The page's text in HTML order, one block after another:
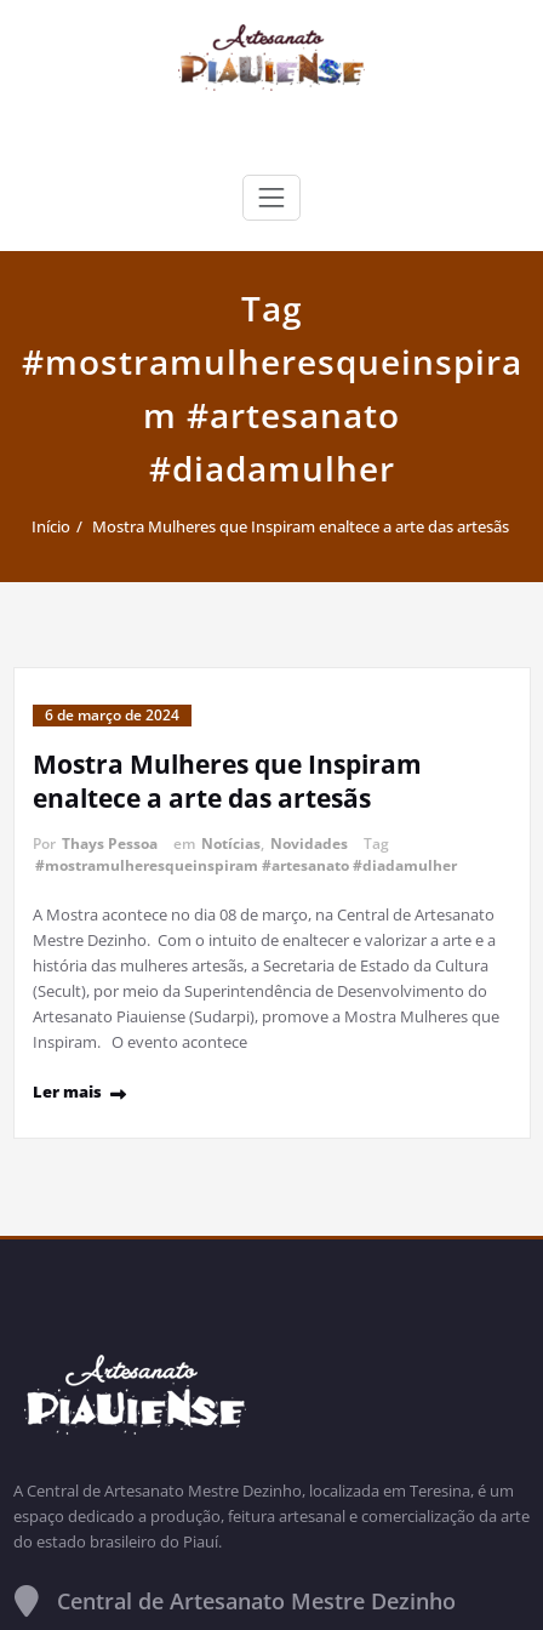
Artesanato Piauiense
Tag
#mostramulheresqueinspira
m #artesanato
#diadamulher
Início Mostra Mulheres que Inspiram enaltece a arte das artesãs
6 de março de 2024
Mostra Mulheres que Inspiram
enaltece a arte das artesãs
Por Thays Pessoa em Notícias, Novidades
Tag
#mostramulheresqueinspiram #artesanato #diadamulher
A Mostra acontece no dia 08 de março, na Central de Artesanato
Mestre Dezinho. Com o intuito de enaltecer e valorizar a arte e a
história das mulheres artesãs, a Secretaria de Estado da Cultura
(Secult), por meio da Superintendência de Desenvolvimento do
Artesanato Piauiense (Sudarpi), promove a Mostra Mulheres que
Inspiram. O evento acontece
Ler mais
A Central de Artesanato Mestre Dezinho, localizada em Teresina, é um
espaço dedicado a produção, feitura artesanal e comercialização da arte
do estado brasileiro do Piauí.
Central de Artesanato Mestre Dezinho